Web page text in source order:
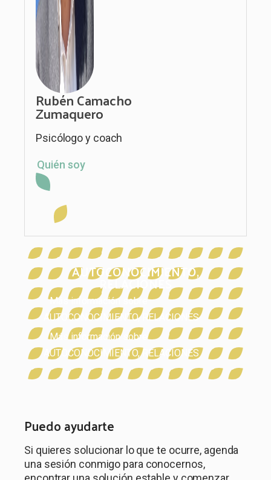
Rubén Camacho
Zumaquero
Psicólogo y coach
Quién soy
AUTOCONOCIMIENTO,
RELACIONES
Más información sobre
AUTOCONOCIMIENTO, RELACIONES
Más información sobre
AUTOCONOCIMIENTO,RELACIONES
Puedo ayudarte
Si quieres solucionar lo que te ocurre, agenda
una sesión conmigo para conocernos,